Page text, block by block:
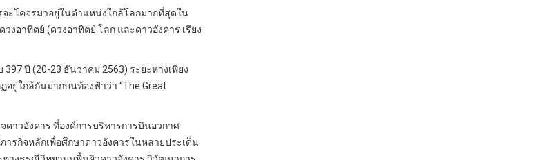
ะโคจรมาอยู่ในตำแหน่งใกล้โลกมากที่สุดใน
อาทิตย์ (ดวงอาทิตย์ โลก และดาวอังคาร เรียง
ปี (20-23 ธันวาคม 2563) ระยะห่างเพียง
ยู่ใกล้กันมากบนท้องฟ้าว่า “The Great
ดาวอังคาร ที่องค์การบริหารการบินอวกาศ
รกิจหลักเพื่อศึกษาดาวอังคารในหลายประเด็น